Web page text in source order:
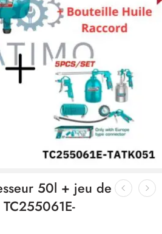
50l + jeu de